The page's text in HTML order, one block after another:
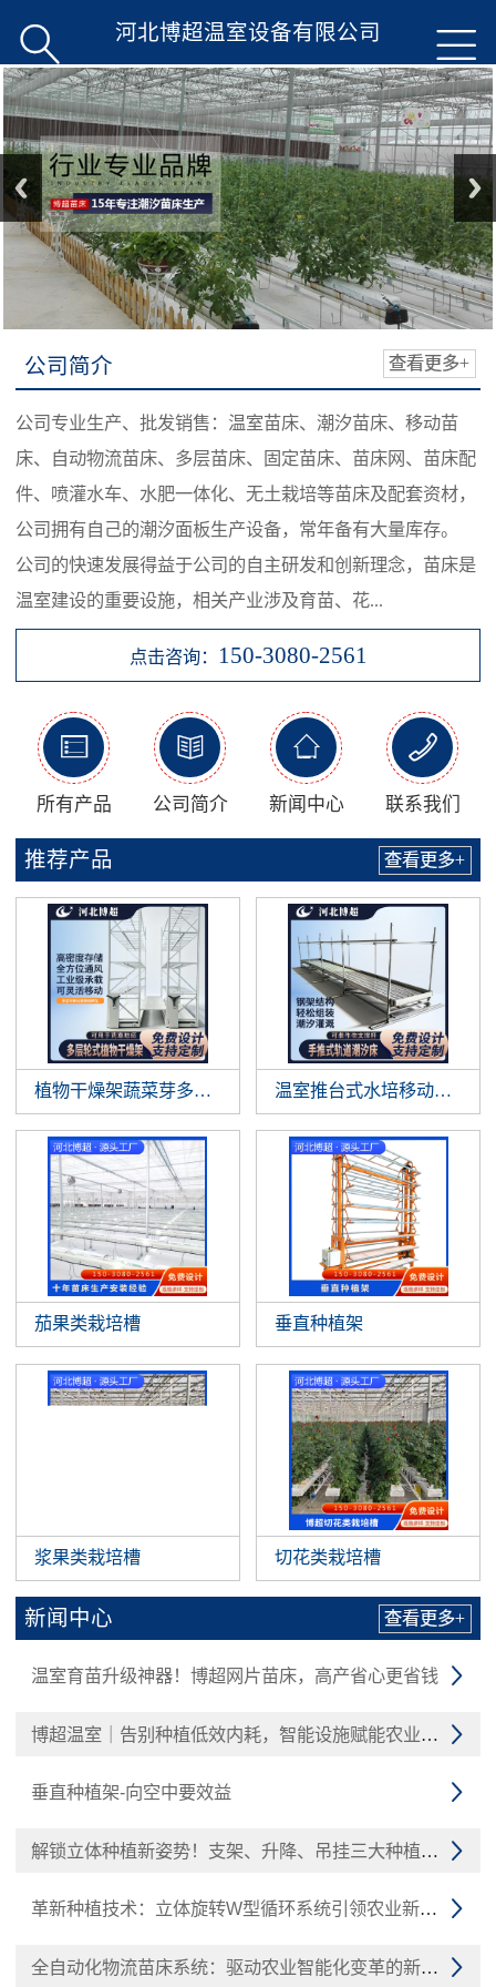

 河北博超温室设备有限公司
公司简介 查看更多+
公司专业生产、批发销售：温室苗床、潮汐苗床、移动苗
床、自动物流苗床、多层苗床、固定苗床、苗床网、苗床配
件、喷灌水车、水肥一体化、无土栽培等苗床及配套资材，
公司拥有自己的潮汐面板生产设备，常年备有大量库存。
公司的快速发展得益于公司的自主研发和创新理念，苗床是
温室建设的重要设施，相关产业涉及育苗、花...
点击咨询： 150-3080-2561

所有产品

公司简介

新闻中心

联系我们
推荐产品 查看更多+
植物干燥架蔬菜芽多层垂直悬挂植物晾温室推台式水培移动作物支
茄果类栽培槽 垂直种植架
浆果类栽培槽 切花类栽培槽
新闻中心 查看更多+

温室育苗升级神器！博超网片苗床，高产省心更省钱

博超温室｜告别种植低效内耗，智能设施赋能农业增收

垂直种植架-向空中要效益

解锁立体种植新姿势！支架、升降、吊挂三大种植槽技术

革新种植技术：立体旋转W型循环系统引领农业新潮流

全自动化物流苗床系统：驱动农业智能化变革的新引擎